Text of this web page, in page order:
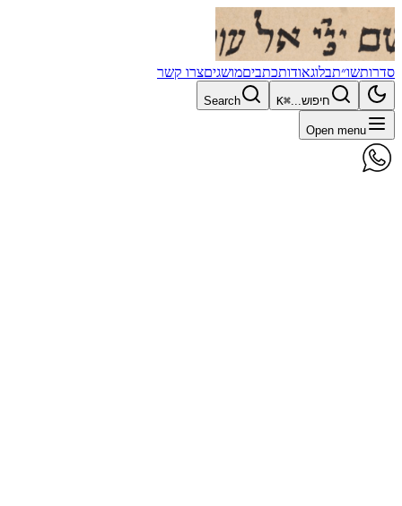
סדרותשו״תבלוגאודותכתביםמושגיםצרו קשר
חיפוש...⌘K
Search
Open menu